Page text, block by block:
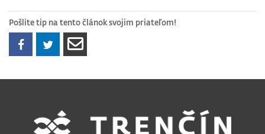
Pošlite tip na tento článok svojim priateľom!